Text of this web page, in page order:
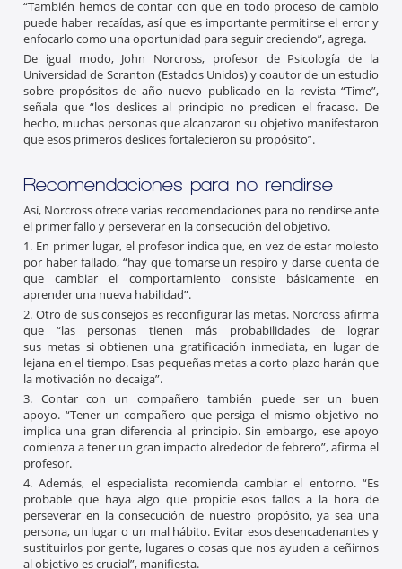
“También hemos de contar con que en todo proceso de cambio
puede haber recaídas, así que es importante permitirse el error y
enfocarlo como una oportunidad para seguir creciendo”, agrega.
De igual modo, John Norcross, profesor de Psicología de la
Universidad de Scranton (Estados Unidos) y coautor de un estudio
sobre propósitos de año nuevo publicado en la revista “Time”,
señala que “los deslices al principio no predicen el fracaso. De
hecho, muchas personas que alcanzaron su objetivo manifestaron
que esos primeros deslices fortalecieron su propósito”.
Recomendaciones para no rendirse
Así, Norcross ofrece varias recomendaciones para no rendirse ante
el primer fallo y perseverar en la consecución del objetivo.
1. En primer lugar, el profesor indica que, en vez de estar molesto
por haber fallado, “hay que tomarse un respiro y darse cuenta de
que cambiar el comportamiento consiste básicamente en
aprender una nueva habilidad”.
2. Otro de sus consejos es reconfigurar las metas. Norcross afirma
que “las personas tienen más probabilidades de lograr
sus metas si obtienen una gratificación inmediata, en lugar de
lejana en el tiempo. Esas pequeñas metas a corto plazo harán que
la motivación no decaiga”.
3. Contar con un compañero también puede ser un buen
apoyo. “Tener un compañero que persiga el mismo objetivo no
implica una gran diferencia al principio. Sin embargo, ese apoyo
comienza a tener un gran impacto alrededor de febrero”, afirma el
profesor.
4. Además, el especialista recomienda cambiar el entorno. “Es
probable que haya algo que propicie esos fallos a la hora de
perseverar en la consecución de nuestro propósito, ya sea una
persona, un lugar o un mal hábito. Evitar esos desencadenantes y
sustituirlos por gente, lugares o cosas que nos ayuden a ceñirnos
al objetivo es crucial”, manifiesta.